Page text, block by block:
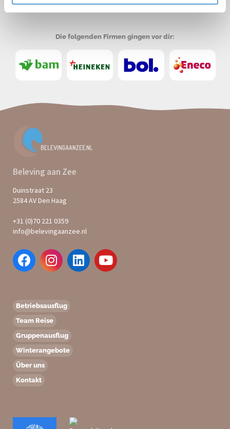
✔ Für alle Teilnehmer etwas dabei. Allen viel Spaß!
Die folgenden Firmen gingen vor dir:
Beleving aan Zee
Duinstraat 23
2584 AV Den Haag
+31 (0)70 221 0359
info@belevingaanzee.nl
Betriebsausflug
Team Reise
Gruppenausflug
Winterangebote
Über uns
Kontakt